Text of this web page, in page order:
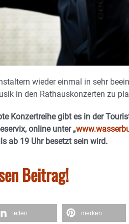
wieder einmal in sehr
in den Rathauskonzerten zu
Konzertreihe gibt es in der
online unter „
ab 19 Uhr besetzt sein wird.
Beitrag!
teilen merken